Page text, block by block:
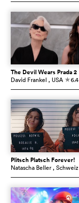
The Devil Wears Prada 2
David Frankel , USA c6.4
Plitsch Platsch Forever!
Natascha Beller , Schweiz